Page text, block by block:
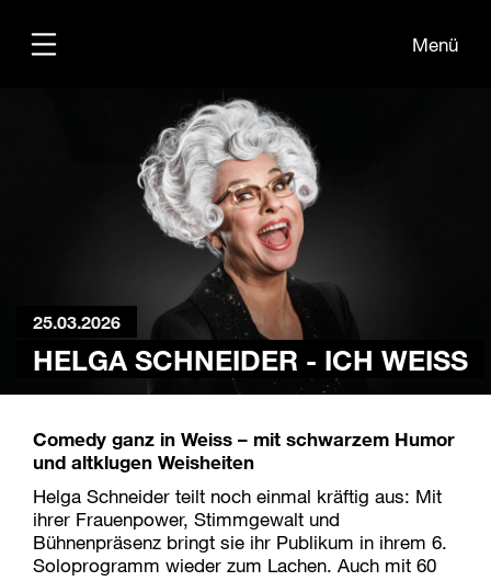
Übersicht
Menü
25.03.2026
HELGA SCHNEIDER - ICH WEISS
Comedy ganz in Weiss – mit schwarzem Humor
und altklugen Weisheiten
Helga Schneider teilt noch einmal kräftig aus: Mit
ihrer Frauenpower, Stimmgewalt und
Bühnenpräsenz bringt sie ihr Publikum in ihrem 6.
Soloprogramm wieder zum Lachen. Auch mit 60